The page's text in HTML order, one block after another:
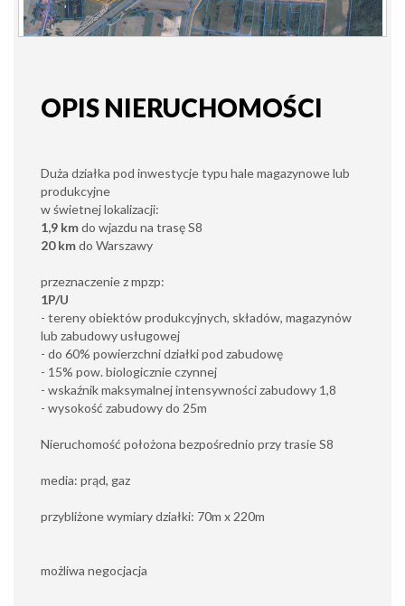
OPIS NIERUCHOMOŚCI
Duża działka pod inwestycje typu hale magazynowe lub
produkcyjne
w świetnej lokalizacji:
1,9 kmdo wjazdu na trasę S8
20 kmdo Warszawy
przeznaczenie z mpzp:
1P/U
- tereny obiektów produkcyjnych, składów, magazynów
lub zabudowy usługowej
- do 60% powierzchni działki pod zabudowę
- 15% pow. biologicznie czynnej
- wskaźnik maksymalnej intensywności zabudowy 1,8
- wysokość zabudowy do 25m
Nieruchomość położona bezpośrednio przy trasie S8
media: prąd, gaz
przybliżone wymiary działki: 70m x 220m
możliwa negocjacja